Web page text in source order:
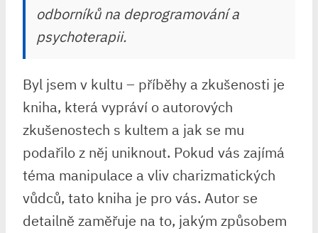
odborníků na deprogramování a
psychoterapii.
Byl jsem v kultu – příběhy a zkušenosti je
kniha, která vypráví o autorových
zkušenostech s kultem a jak se mu
podařilo z něj uniknout. Pokud vás zajímá
téma manipulace a vliv charizmatických
vůdců, tato kniha je pro vás. Autor se
detailně zaměřuje na to, jakým způsobem